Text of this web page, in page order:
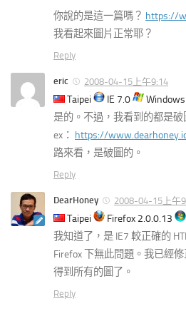
你說的是這一篇嗎？ https://
我看起來圖片正常耶？
Reply
eric 2008-04-15上午9:14
Taipei IE 7.0
Windows
是的。不過，我看到的都是破
ex： https://
路來看，是破圖的。
Reply
DearHoney 2008-04-15上午
Taipei Firefox 2.0.0.13
我知道了，是 IE7 較正確的
Firefox 下無此問題。我已經
得到所有的圖了。
Reply